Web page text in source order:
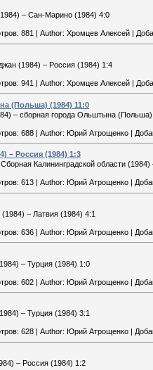
– Сан-Марино (1984) 4:0
881 Author: Хромцев Алексей
(1984) – Россия (1984) 1:4
941 | Author: Хромцев Алексей |
(Польша) (1984) 11:0
– сборная города Ольштына
688 | Author: Юрий Атрощенко |
– Россия (1984) 1:3
Калининградской области
613 Author: Юрий Атрощенко
– Латвия (1984) 4:1
636 | Author: Юрий Атрощенко |
– Турция (1984) 1:0
602 | Author: Юрий Атрощенко |
– Турция (1984) 3:1
628 | Author: Юрий Атрощенко |
– Россия (1984) 1:2